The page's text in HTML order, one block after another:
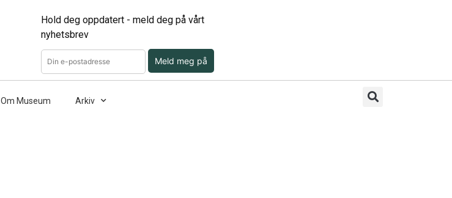
Hold deg oppdatert - meld deg på vårt
nyhetsbrev
Meld meg på
Om Museum Arkiv